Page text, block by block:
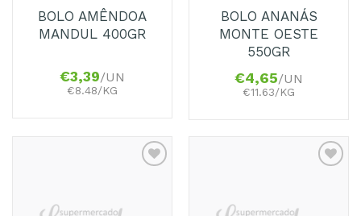
BOLO AMÊNDOA
MANDUL 400GR
€3,39/UN
€8.48/KG
BOLO ANANÁS
MONTE OESTE
550GR
€4,65/UN
€11.63/KG
Favoritos
Favoritos